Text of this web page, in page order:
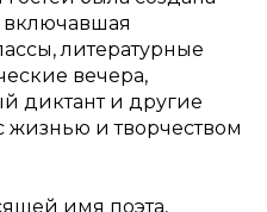
включавшая
литературные
вечера,
диктант и другие
жизнью и творчеством
имя поэта,